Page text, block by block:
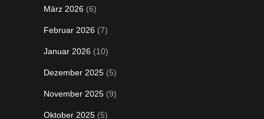
März 2026 (6)
Februar 2026 (7)
Januar 2026 (10)
Dezember 2025 (5)
November 2025 (9)
Oktober 2025 (5)